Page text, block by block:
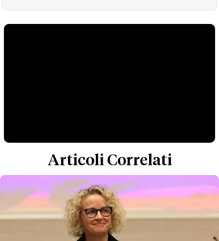
Articoli Correlati